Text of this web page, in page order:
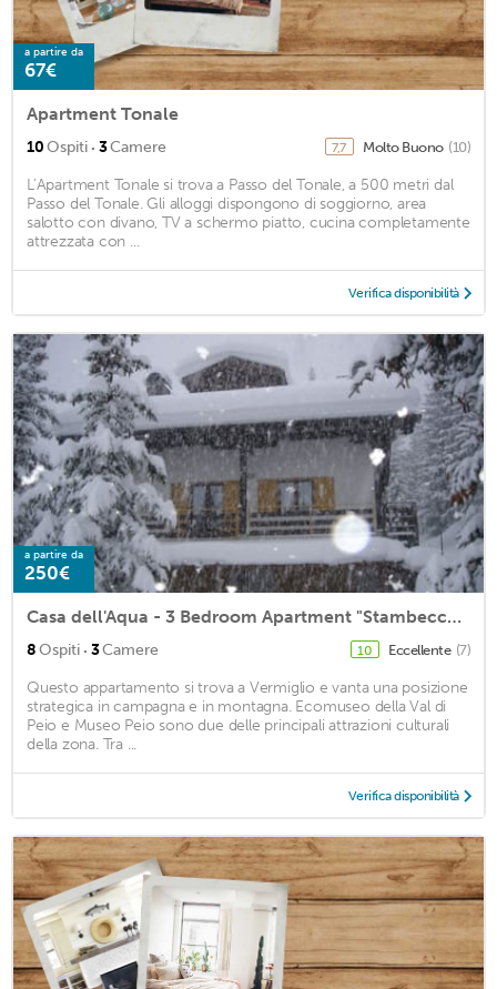
a partire da
67€
Apartment Tonale
10Ospiti · 3Camere 7,7 Molto Buono (10)
L’Apartment Tonale si trova a Passo del Tonale, a 500 metri dal
Passo del Tonale. Gli alloggi dispongono di soggiorno, area
salotto con divano, TV a schermo piatto, cucina completamente
attrezzata con ...
Verifica disponibilità
a partire da
250€
Casa dell'Aqua - 3 Bedroom Apartment "Stambecco" at Passo del Tonale
8Ospiti · 3Camere 10 Eccellente (7)
Questo appartamento si trova a Vermiglio e vanta una posizione
strategica in campagna e in montagna. Ecomuseo della Val di
Peio e Museo Peio sono due delle principali attrazioni culturali
della zona. Tra ...
Verifica disponibilità